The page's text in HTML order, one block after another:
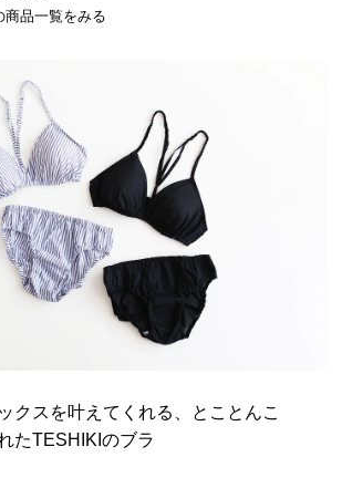
品一覧をみる
クスを叶えてくれる、とことんこ
たTESHIKIのブラ